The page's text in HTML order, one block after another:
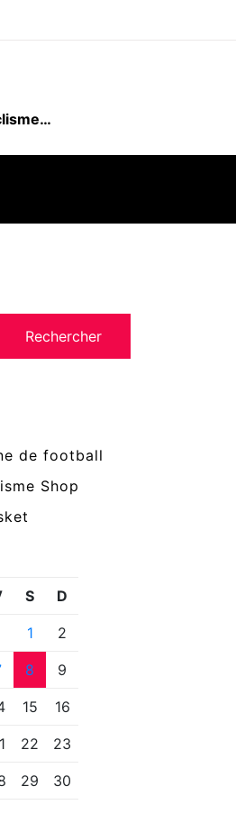
de football
Shop
S D
1 2
8 9
15 16
22 23
29 30